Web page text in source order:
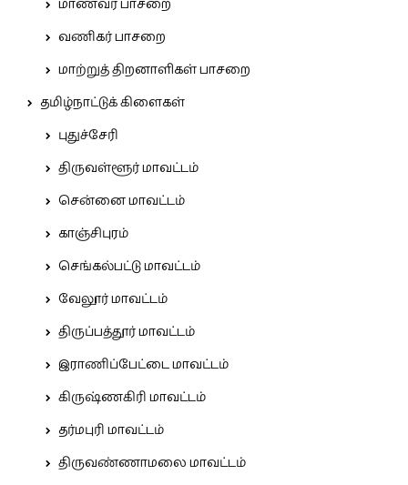
மாணவர் பாசறை
வணிகர் பாசறை
மாற்றுத் திறனாளிகள் பாசறை
தமிழ்நாட்டுக் கிளைகள்
புதுச்சேரி
திருவள்ளூர் மாவட்டம்
சென்னை மாவட்டம்
காஞ்சிபுரம்
செங்கல்பட்டு மாவட்டம்
வேலூர் மாவட்டம்
திருப்பத்தூர் மாவட்டம்
இராணிப்பேட்டை மாவட்டம்
கிருஷ்ணகிரி மாவட்டம்
தர்மபுரி மாவட்டம்
திருவண்ணாமலை மாவட்டம்